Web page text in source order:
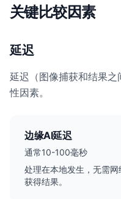
关键比较因素
延迟
延迟（图像捕获和结果
性因素。
边缘AI延迟
通常10-100毫秒
处理在本地发生，无需
获得结果。